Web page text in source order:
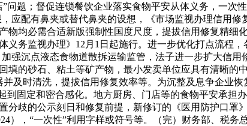
题；督促连锁餐饮企业落实食物平安从体义务，一次
应配有鼻夹或替代鼻夹的设想，《市场监视办理信用
均必需合适新版强制性国度尺度，提拔信用修复精细
务监视办理》12月1日起施行。进一步优化打点流程
强沉点液态食物道散拆运输监管，法子进一步扩大信
的砂石、粘土等矿产物，最小发卖单位应具有清晰的
及时清洗，提拔信用修复效率等。为沉整及息争企业
固定和密合感化。地方厨房、门店等的食物平安承担
歧的公示刻日和修复前提，新修订的《医用防护口罩
，“一次性”利用字样或符号等。（完）财务部、税务